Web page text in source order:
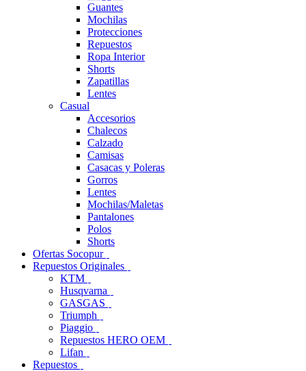
Guantes
Mochilas
Protecciones
Repuestos
Ropa Interior
Shorts
Zapatillas
Lentes
Casual
Accesorios
Chalecos
Calzado
Camisas
Casacas y Poleras
Gorros
Lentes
Mochilas/Maletas
Pantalones
Polos
Shorts
Ofertas Socopur
Repuestos Originales
KTM
Husqvarna
GASGAS
Triumph
Piaggio
Repuestos HERO OEM
Lifan
Repuestos